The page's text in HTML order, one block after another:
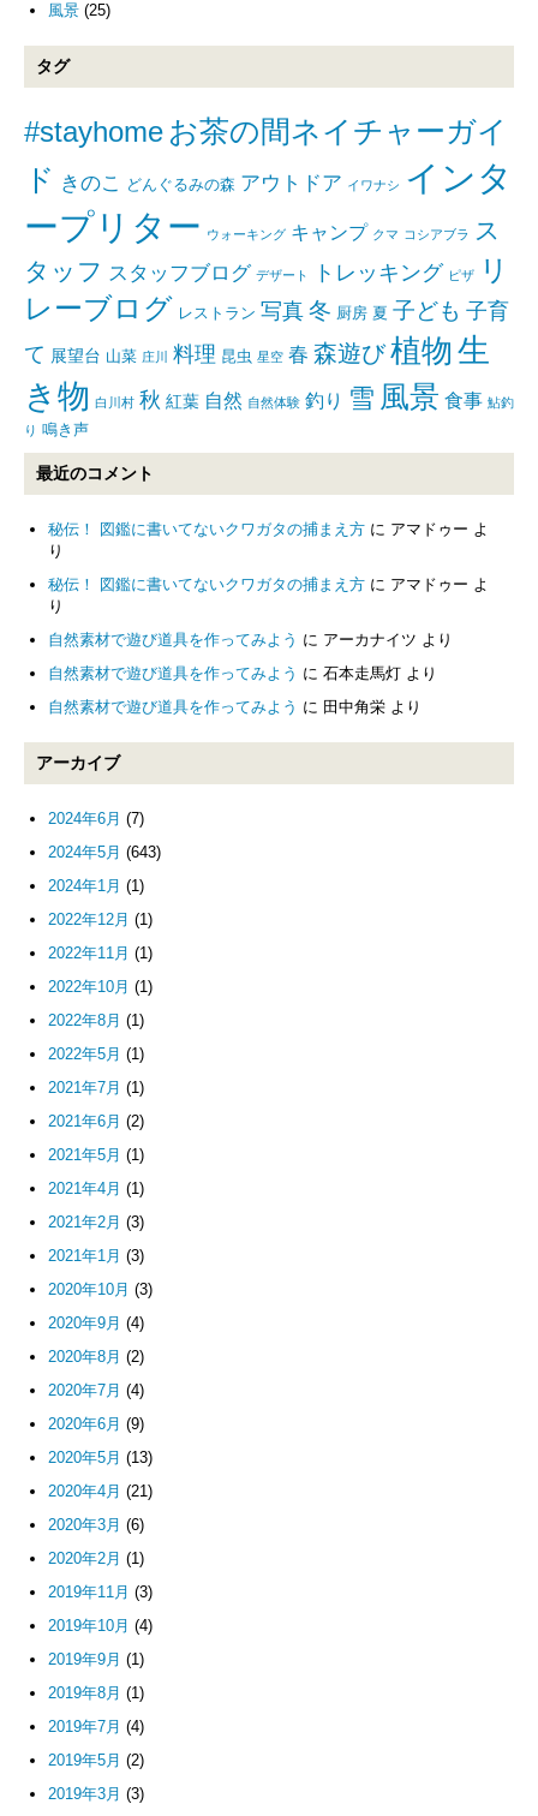
風景 (25)
タグ
#stayhome お茶の間ネイチャーガイ
ド きのこ どんぐるみの森 アウトドア イワナシ インタ
ープリター ウォーキング キャンプ クマ コシアブラ
ス
タッフ スタッフブログ デザート トレッキング ピザ
リ
レーブログ レストラン 写真冬 厨房 夏 子ども 子育
て 展望台 山菜 庄川 料理 昆虫 星空 春 森遊び植物 生
き物 白川村 秋 紅葉 自然 自然体験 釣り 雪 風景 食事 鮎釣
り 鳴き声
最近のコメント
秘伝！ 図鑑に書いてないクワガタの捕まえ方 に アマドゥー よ
り
秘伝！ 図鑑に書いてないクワガタの捕まえ方 に アマドゥー よ
り
自然素材で遊び道具を作ってみよう に アーカナイツ より
自然素材で遊び道具を作ってみよう に 石本走馬灯 より
自然素材で遊び道具を作ってみよう に 田中角栄 より
アーカイブ
2024年6月 (7)
2024年5月 (643)
2024年1月 (1)
2022年12月 (1)
2022年11月 (1)
2022年10月 (1)
2022年8月 (1)
2022年5月 (1)
2021年7月 (1)
2021年6月 (2)
2021年5月 (1)
2021年4月 (1)
2021年2月 (3)
2021年1月 (3)
2020年10月 (3)
2020年9月 (4)
2020年8月 (2)
2020年7月 (4)
2020年6月 (9)
2020年5月 (13)
2020年4月 (21)
2020年3月 (6)
2020年2月 (1)
2019年11月 (3)
2019年10月 (4)
2019年9月 (1)
2019年8月 (1)
2019年7月 (4)
2019年5月 (2)
2019年3月 (3)